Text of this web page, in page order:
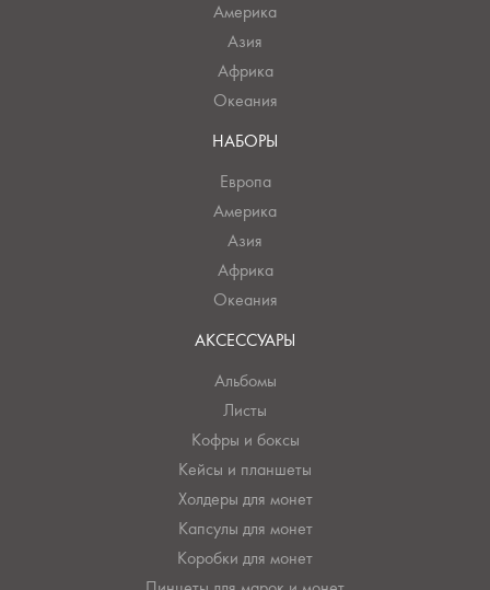
Америка
Азия
Африка
Океания
НАБОРЫ
Европа
Америка
Азия
Африка
Океания
АКСЕССУАРЫ
Альбомы
Листы
Кофры и боксы
Кейсы и планшеты
Холдеры для монет
Капсулы для монет
Коробки для монет